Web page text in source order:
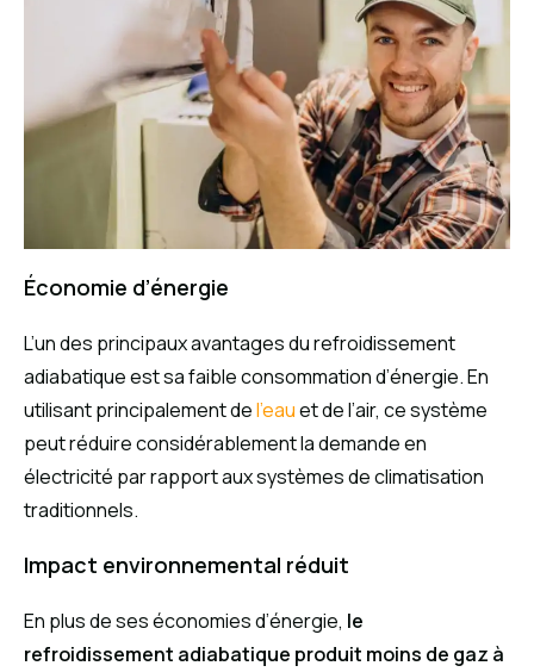
Économie d’énergie
L’un des principaux avantages du refroidissement
adiabatique est sa faible consommation d’énergie. En
utilisant principalement del’eauet de l’air, ce système
peut réduire considérablement la demande en
électricité par rapport aux systèmes de climatisation
traditionnels.
Impact environnemental réduit
En plus de ses économies d’énergie, le
refroidissement adiabatique produit moins de gaz à